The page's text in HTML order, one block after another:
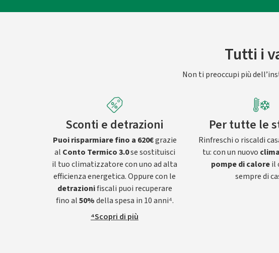
Tutti i
Non ti preoccupi più
Sconti e detrazioni
Puoi risparmiare fino a 620€grazie
al Conto Termico 3.0se sostituisci
il tuo climatizzatore con uno ad alta
efficienza energetica. Oppure con le
detrazionifiscali puoi recuperare
fino al50%della spesa in 10 anni⁴.
⁴Scopri di più
Per tutte le
Rinfreschi o riscaldi
tu: con un nuovo
pompe di caloreil
sempre di